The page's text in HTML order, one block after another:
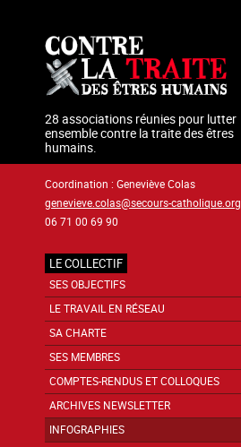
contenu
principal
28 associations réunies pour lutter
ensemble contre la traite des êtres
humains.
Coordination : Geneviève Colas
genevieve.colas@secours-catholique.org
06 71 00 69 90
Navigation
principale
LE COLLECTIF
SES OBJECTIFS
LE TRAVAIL EN RÉSEAU
SA CHARTE
SES MEMBRES
COMPTES-RENDUS ET COLLOQUES
ARCHIVES NEWSLETTER
INFOGRAPHIES